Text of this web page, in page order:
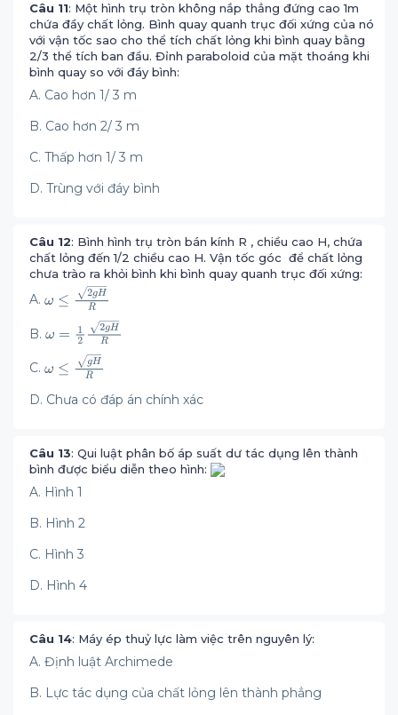
Câu 11: Một hình trụ tròn không nắp thẳng đứng cao 1m
chứa đầy chất lỏng. Bình quay quanh trục đối xứng của nó
với vận tốc sao cho thể tích chất lỏng khi bình quay bằng
2/3 thể tích ban đầu. Đỉnh paraboloid của mặt thoáng khi
bình quay so với đáy bình:
A. Cao hơn 1/ 3 m
B. Cao hơn 2/ 3 m
C. Thấp hơn 1/ 3 m
D. Trùng với đáy bình
Câu 12: Bình hình trụ tròn bán kính R , chiều cao H, chứa
chất lỏng đến 1/2 chiều cao H. Vận tốc góc để chất lỏng
chưa trào ra khỏi bình khi bình quay quanh trục đối xứng:
A.
B.
C.
D. Chưa có đáp án chính xác
Câu 13: Qui luật phân bố áp suất dư tác dụng lên thành
bình được biểu diễn theo hình:
A. Hình 1
B. Hình 2
C. Hình 3
D. Hình 4
Câu 14: Máy ép thuỷ lực làm việc trên nguyên lý:
A. Định luật Archimede
B. Lực tác dụng của chất lỏng lên thành phẳng